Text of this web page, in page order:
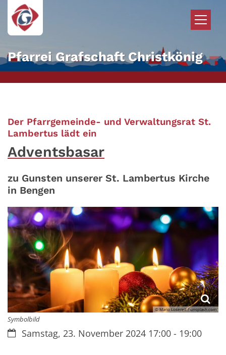
Zum Inhalt springen
Pfarrei Grafschaft Christkönig
Der Pfarrgemeinde- und Verwaltungsrat St.
Lambertus lädt ein
Adventsbasar
zu Gunsten unserer St. Lambertus Kirche
in Bengen
© Mario Losereit / unsplash.com
Symbolbild
Datum:Samstag, 23. November 2024 17:00 - 19:00